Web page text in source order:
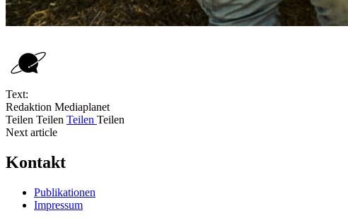
Text:
Redaktion Mediaplanet
Teilen Teilen Teilen Teilen
Next article
Kontakt
Publikationen
Impressum